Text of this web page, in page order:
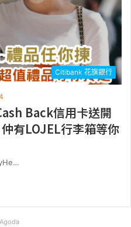
Citibank 花旗銀行
Back信用卡送開
有LOJEL行李箱等你